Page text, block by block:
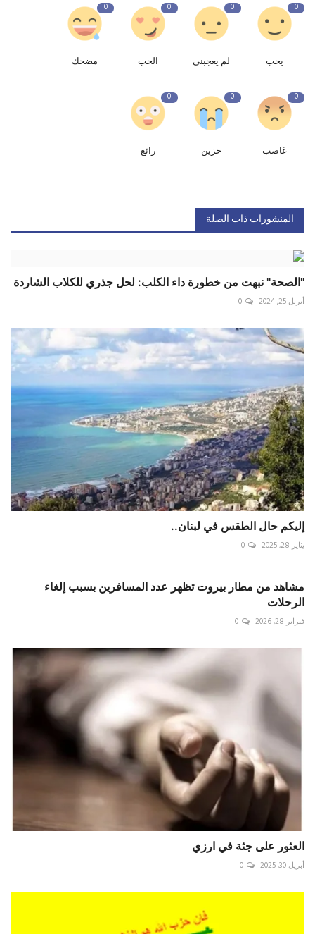
0
يحب
0
لم يعجبنى
0
الحب
0
مضحك
0
غاضب
0
حزين
0
رائع
المنشورات ذات الصلة
"الصحة" نبهت من خطورة داء الكلب: لحل جذري للكلاب الشاردة
أبريل 25, 2024 0
إليكم حال الطقس في لبنان..
يناير 28, 2025 0
مشاهد من مطار بيروت تظهر عدد المسافرين بسبب إلغاء
الرحلات
فبراير 28, 2026 0
العثور على جثة في ارزي
أبريل 30, 2025 0